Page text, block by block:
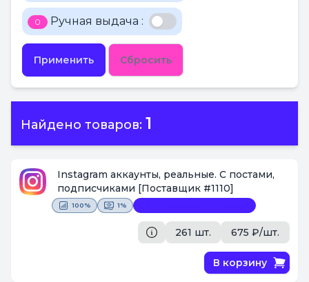
0 Ручная выдача :
Применить Сбросить
Найдено товаров: 1
Instagram аккаунты, реальные. С постами,
подписчиками [Поставщик #1110]
100% 1%
261 шт. 675 ₽/шт.
В корзину